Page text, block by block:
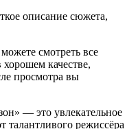
описание сюжета,
смотреть все
качестве,
просмотра вы
— это увлекательное
талантливого режиссёра